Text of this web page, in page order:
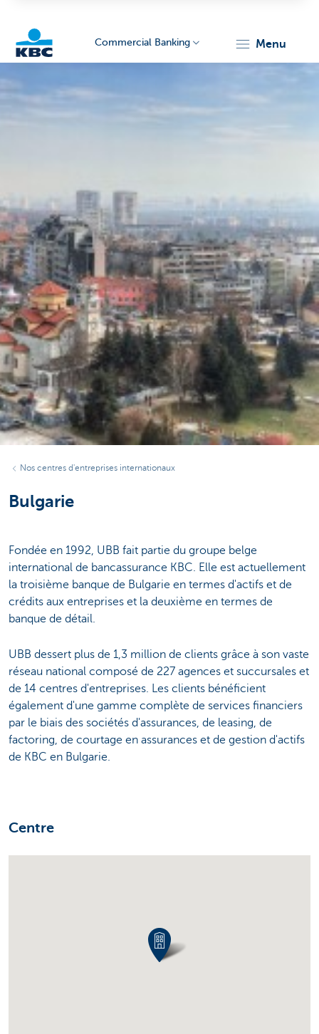
Commercial Banking menu
Nos centres d'entreprises internationaux
Bulgarie
Fondée en 1992, UBB fait partie du groupe belge
international de bancassurance KBC. Elle est actuellement
la troisième banque de Bulgarie en termes d'actifs et de
crédits aux entreprises et la deuxième en termes de
banque de détail.
UBB dessert plus de 1,3 million de clients grâce à son vaste
réseau national composé de 227 agences et succursales et
de 14 centres d'entreprises. Les clients bénéficient
également d'une gamme complète de services financiers
par le biais des sociétés d'assurances, de leasing, de
factoring, de courtage en assurances et de gestion d'actifs
de KBC en Bulgarie.
Centre